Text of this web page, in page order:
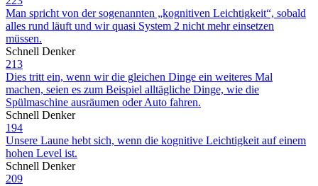
Man spricht von der sogenannten „kognitiven Leichtigkeit“, sobald
alles rund läuft und wir quasi System 2 nicht mehr einsetzen
müssen.
Schnell Denker
213
Dies tritt ein, wenn wir die gleichen Dinge ein weiteres Mal
machen, seien es zum Beispiel alltägliche Dinge, wie die
Spülmaschine ausräumen oder Auto fahren.
Schnell Denker
194
Unsere Laune hebt sich, wenn die kognitive Leichtigkeit auf einem
hohen Level ist.
Schnell Denker
209